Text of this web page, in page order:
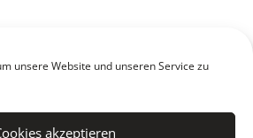
unsere Website und unseren Service zu
akzeptieren